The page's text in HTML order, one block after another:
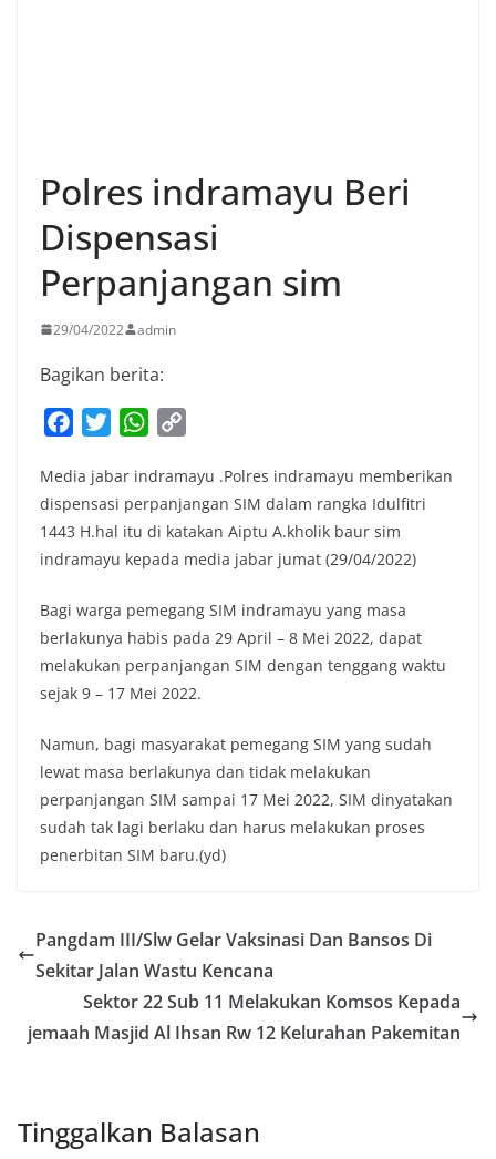
Polres indramayu Beri
Dispensasi
Perpanjangan sim
29/04/2022 admin
Bagikan berita:
c
e
b
o
k
i
t
t
e
W
a
t
s
A
p
p
y
L
i
k
Media jabar indramayu .Polres indramayu memberikan
dispensasi perpanjangan SIM dalam rangka Idulfitri
1443 H.hal itu di katakan Aiptu A.kholik baur sim
indramayu kepada media jabar jumat (29/04/2022)
Bagi warga pemegang SIM indramayu yang masa
berlakunya habis pada 29 April – 8 Mei 2022, dapat
melakukan perpanjangan SIM dengan tenggang waktu
sejak 9 – 17 Mei 2022.
Namun, bagi masyarakat pemegang SIM yang sudah
lewat masa berlakunya dan tidak melakukan
perpanjangan SIM sampai 17 Mei 2022, SIM dinyatakan
sudah tak lagi berlaku dan harus melakukan proses
penerbitan SIM baru.(yd)
Pangdam III/Slw Gelar Vaksinasi Dan Bansos Di
Sekitar Jalan Wastu Kencana
Sektor 22 Sub 11 Melakukan Komsos Kepada
jemaah Masjid Al Ihsan Rw 12 Kelurahan Pakemitan
Tinggalkan Balasan